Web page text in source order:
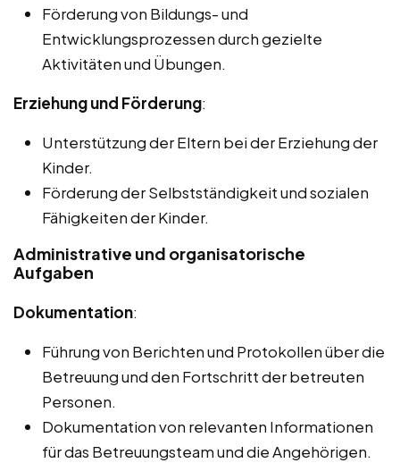
Förderung von Bildungs- und
Entwicklungsprozessen durch gezielte
Aktivitäten und Übungen.
Erziehung und Förderung:
Unterstützung der Eltern bei der Erziehung der
Kinder.
Förderung der Selbstständigkeit und sozialen
Fähigkeiten der Kinder.
Administrative und organisatorische
Aufgaben
Dokumentation:
Führung von Berichten und Protokollen über die
Betreuung und den Fortschritt der betreuten
Personen.
Dokumentation von relevanten Informationen
für das Betreuungsteam und die Angehörigen.